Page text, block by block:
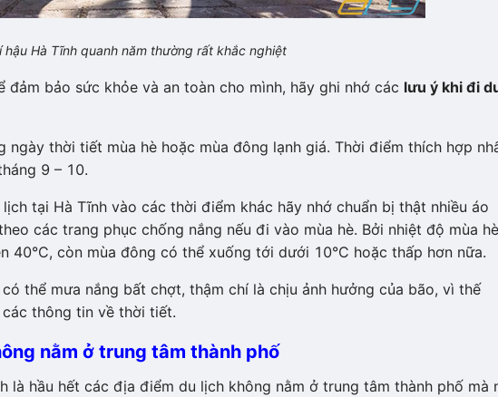
hậu Hà Tĩnh quanh năm thường rất khắc nghiệt
đảm bảo sức khỏe và an toàn cho mình, hãy ghi nhớ các lưu ý khi đi
ngày thời tiết mùa hè hoặc mùa đông lạnh giá. Thời điểm thích hợp
9 – 10.
tại Hà Tĩnh vào các thời điểm khác hãy nhớ chuẩn bị thật nhiều áo
các trang phục chống nắng nếu đi vào mùa hè. Bởi nhiệt độ mùa
40°C, còn mùa đông có thể xuống tới dưới 10°C hoặc thấp hơn nữa.
thể mưa nắng bất chợt, thậm chí là chịu ảnh hưởng của bão, vì thế
thông tin về thời tiết.
nằm ở trung tâm thành phố
là hầu hết các địa điểm du lịch không nằm ở trung tâm thành phố mà